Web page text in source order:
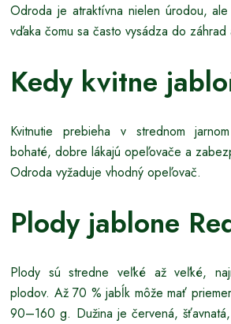
Odroda je atraktívna nielen úrodou,
vďaka čomu sa často vysádza do záhrad
Kedy kvitne
Kvitnutie prebieha v strednom
bohaté, dobre lákajú opeľovače a
Odroda vyžaduje vhodný opeľovač.
Plody jablone
Plody sú stredne veľké až veľké,
plodov. Až 70 % jabĺk môže mať
90–160 g. Dužina je červená,